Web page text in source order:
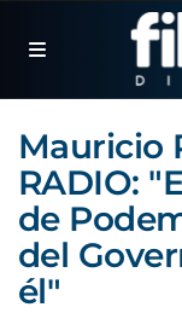
Mauricio
RADIO:
de
del
él"